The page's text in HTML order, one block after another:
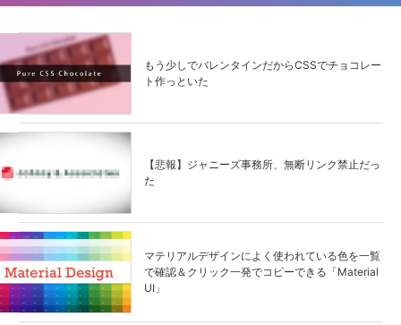
もう少しでバレンタインだからCSSでチョコレー
ト作っといた
【悲報】ジャニーズ事務所、無断リンク禁止だっ
た
マテリアルデザインによく使われている色を一覧
で確認＆クリック一発でコピーできる「Material
UI」